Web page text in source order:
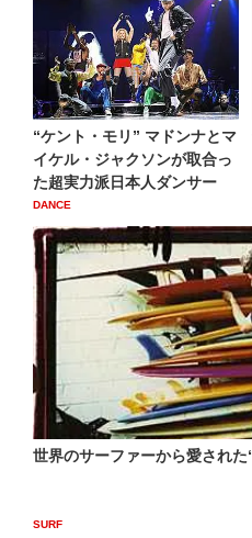
“ケント・モリ” マドンナとマ
イケル・ジャクソンが取合っ
た超実力派日本人ダンサー
DANCE
世界のサーファーから愛され
SURF